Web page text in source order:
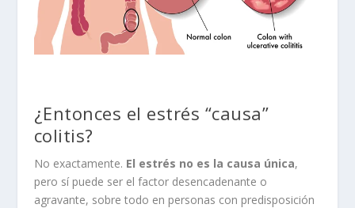
¿Entonces el estrés “causa”
colitis?
No exactamente. El estrés no es la causa única,
pero sí puede ser el factor desencadenante o
agravante, sobre todo en personas con predisposición